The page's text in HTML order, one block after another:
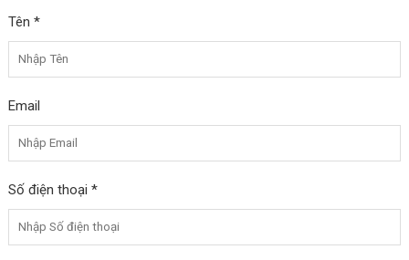
Tên *
Email
Số điện thoại *